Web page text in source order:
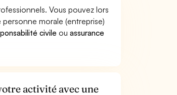
Vous pouvez lors
morale (entreprise)
civile ouassurance
activité avec une